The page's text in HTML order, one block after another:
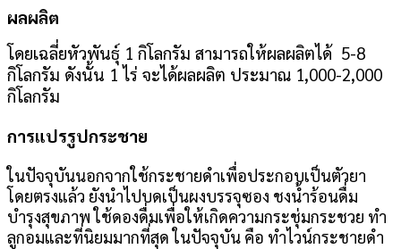
ผลผลิต
โดยเฉลี่ยหัวพันธุ์ 1 กิโลกรัม สามารถให้ผลผลิตได้ 5-8
กิโลกรัม ดังนั้น 1 ไร่ จะได้ผลผลิต ประมาณ 1,000-2,000
กิโลกรัม
การแปรรูปกระชาย
ในปัจจุบันนอกจากใช้กระชายดำเพื่อประกอบเป็นตัวยา
โดยตรงแล้ว ยังนำไปบดเป็นผงบรรจุซอง ชงน้ำร้อนดื่ม
บำรุงสุขภาพ ใช้ดองดื่มเพื่อให้เกิดความกระชุ่มกระชวย ทำ
ลูกอมและที่นิยมมากที่สุด ในปัจจุบัน คือ ทำไวน์กระชายดำ